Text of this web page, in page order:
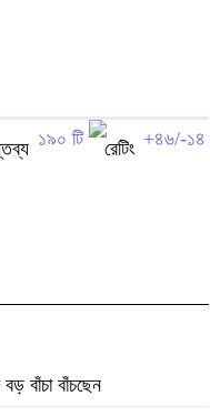
১৯০ টি +৪৬/-১৪
বাঁচা বাঁচছেন